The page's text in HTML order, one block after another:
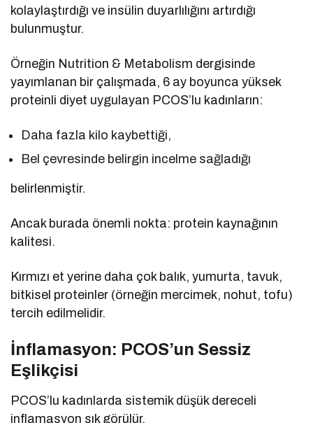
kolaylaştırdığı ve insülin duyarlılığını artırdığı
bulunmuştur.
Örneğin Nutrition & Metabolism dergisinde
yayımlanan bir çalışmada, 6 ay boyunca yüksek
proteinli diyet uygulayan PCOS’lu kadınların:
Daha fazla kilo kaybettiği,
Bel çevresinde belirgin incelme sağladığı
belirlenmiştir.
Ancak burada önemli nokta: protein kaynağının
kalitesi.
Kırmızı et yerine daha çok balık, yumurta, tavuk,
bitkisel proteinler (örneğin mercimek, nohut, tofu)
tercih edilmelidir.
İnflamasyon: PCOS’un Sessiz
Eşlikçisi
PCOS’lu kadınlarda sistemik düşük dereceli
inflamasyon sık görülür.